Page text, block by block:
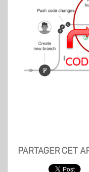
PARTAGER CET